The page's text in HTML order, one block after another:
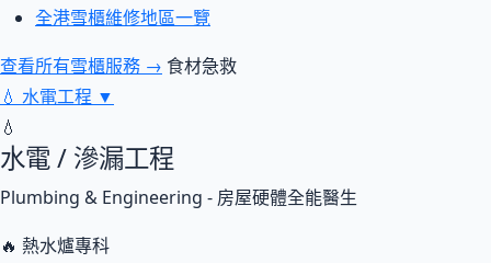
全港雪櫃維修地區一覽
查看所有雪櫃服務 → 食材急救
💧 水電工程 ▼
💧
水電 / 滲漏工程
Plumbing & Engineering - 房屋硬體全能醫生
🔥 熱水爐專科